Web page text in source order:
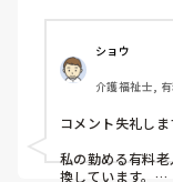
ショウ
介護福祉士,
コメント失礼しま
私の勤める有料
換しています。